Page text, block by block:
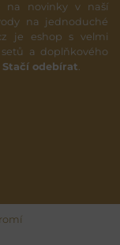
na novinky v naší
na jednoduché
je eshop s velmi
a doplňkového
Stačí odebírat.